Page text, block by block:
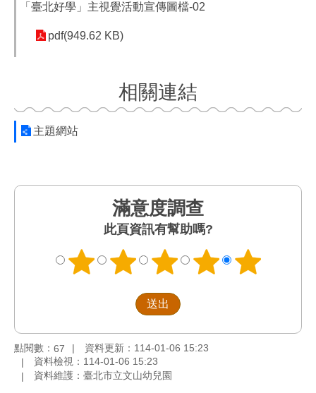
「臺北好學」主視覺活動宣傳圖檔-02
pdf(949.62 KB)
相關連結
主題網站
滿意度調查
此頁資訊有幫助嗎?
點閱數： 67
資料更新：114-01-06 15:23
資料檢視：114-01-06 15:23
資料維護：臺北市立文山幼兒園